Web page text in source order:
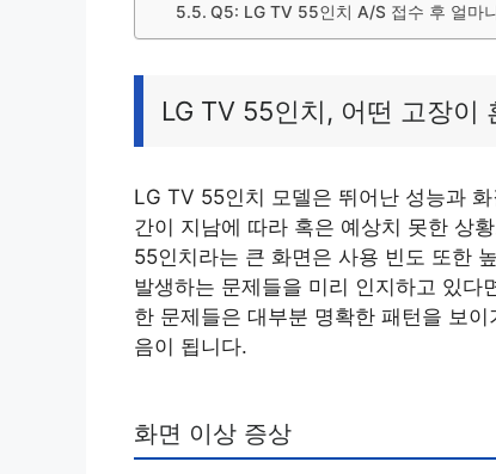
Q5: LG TV 55인치 A/S 접수 후 얼마
LG TV 55인치, 어떤 고장이
LG TV 55인치 모델은 뛰어난 성능과
간이 지남에 따라 혹은 예상치 못한 상
55인치라는 큰 화면은 사용 빈도 또한
발생하는 문제들을 미리 인지하고 있다
한 문제들은 대부분 명확한 패턴을 보
음이 됩니다.
화면 이상 증상